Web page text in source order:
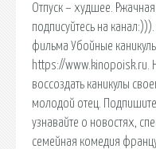
Отпуск – худшее.
подписуйтесь на
фильма Убойные
https://www.kinopoisk.ru.
воссоздать каникулы
молодой отец.
узнавайте о новостях,
семейная комедия